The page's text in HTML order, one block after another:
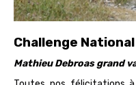
Challenge
Mathieu Debroas grand